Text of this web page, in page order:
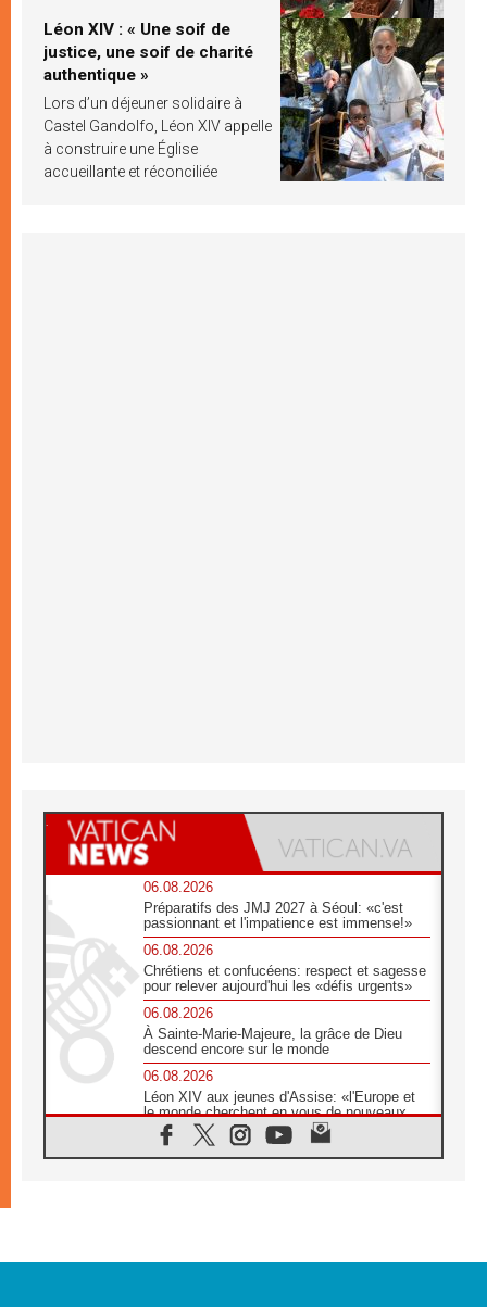
Léon XIV : « Une soif de
justice, une soif de charité
authentique »
Lors d’un déjeuner solidaire à
Castel Gandolfo, Léon XIV appelle
à construire une Église
accueillante et réconciliée
06.08.2026
Préparatifs des JMJ 2027 à Séoul: «c'est
passionnant et l'impatience est immense!»
06.08.2026
Chrétiens et confucéens: respect et sagesse
pour relever aujourd'hui les «défis urgents»
06.08.2026
À Sainte-Marie-Majeure, la grâce de Dieu
descend encore sur le monde
06.08.2026
Léon XIV aux jeunes d'Assise: «l'Europe et
le monde cherchent en vous de nouveaux
saints»
06.08.2026